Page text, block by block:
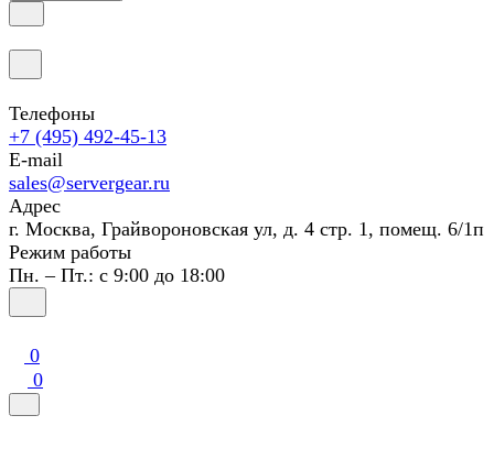
Телефоны
+7 (495) 492-45-13
E-mail
sales@servergear.ru
Адрес
г. Москва, Грайвороновская ул, д. 4 стр. 1, помещ. 6/1п
Режим работы
Пн. – Пт.: с 9:00 до 18:00
0
0